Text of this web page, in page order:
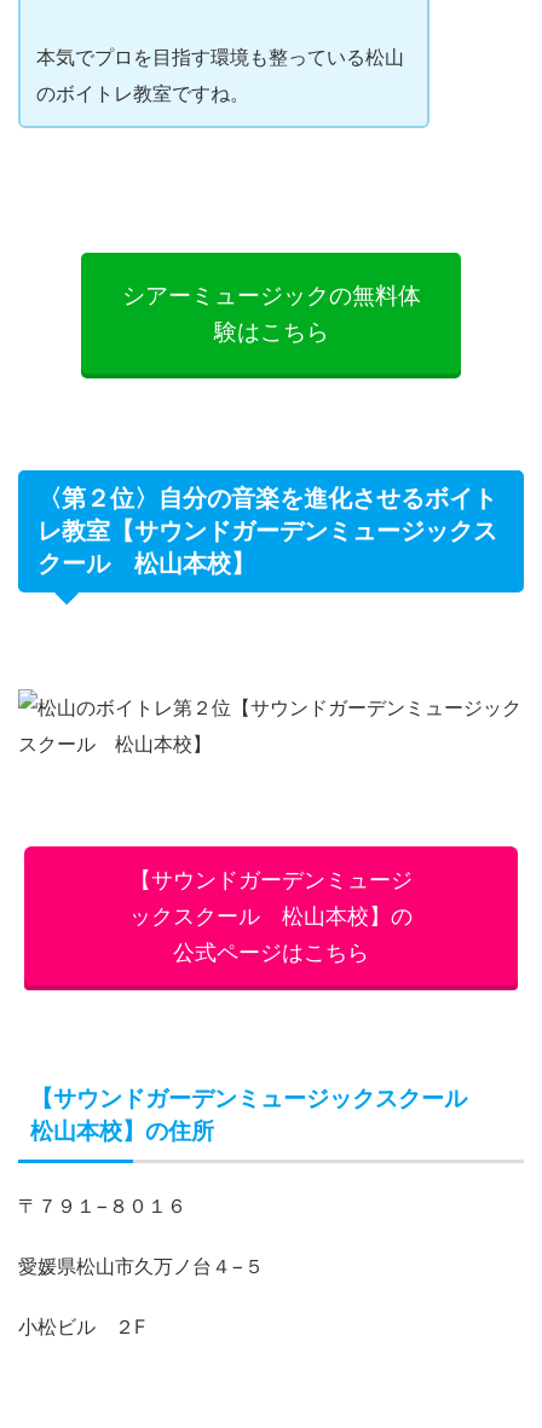
本気でプロを目指す環境も整っている松山
のボイトレ教室ですね。
シアーミュージックの無料体
験はこちら
〈第２位〉自分の音楽を進化させるボイト
レ教室【サウンドガーデンミュージックス
クール 松山本校】
【サウンドガーデンミュージ
ックスクール 松山本校】の
公式ページはこちら
【サウンドガーデンミュージックスクール
松山本校】の住所
〒７９１−８０１６
愛媛県松山市久万ノ台４−５
小松ビル ２F